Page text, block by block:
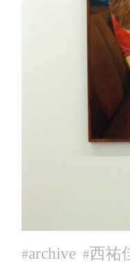
#archive #西祐